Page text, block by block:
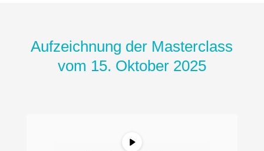
Aufzeichnung der Masterclass
vom 15. Oktober 2025